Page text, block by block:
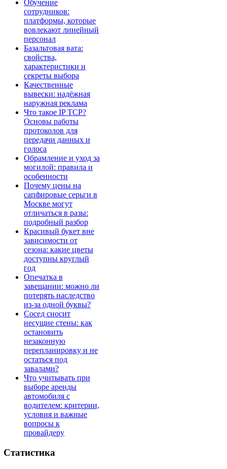
Обучение
сотрудников:
платформы, которые
вовлекают линейный
персонал
Базальтовая вата:
свойства,
характеристики и
секреты выбора
Качественные
вывески: надёжная
наружная реклама
Что такое IP TCP?
Основы работы
протоколов для
передачи данных и
голоса
Обрамление и уход за
могилой: правила и
особенности
Почему цены на
сапфировые серьги в
Москве могут
отличаться в разы:
подробный разбор
Красивый букет вне
зависимости от
сезона: какие цветы
доступны круглый
год
Опечатка в
завещании: можно ли
потерять наследство
из-за одной буквы?
Сосед сносит
несущие стены: как
остановить
незаконную
перепланировку и не
остаться под
завалами?
Что учитывать при
выборе аренды
автомобиля с
водителем: критерии,
условия и важные
вопросы к
провайдеру
Статистика